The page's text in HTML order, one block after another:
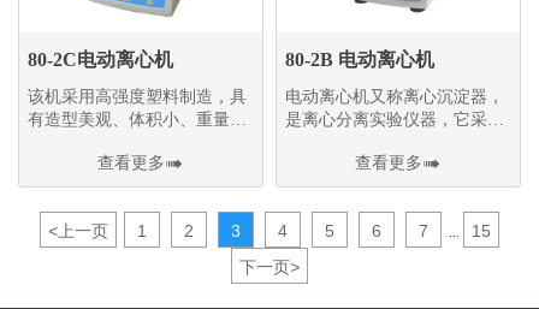
80-2C电动离心机
该机采用高强度塑料制造，具
有造型美观、体积小、重量
查看更多
80-2B 电动离心机
电动离心机又称离心沉淀器，
是离心分离实验仪器，它采用
查看更多
< 上一页 1 2 3 4 5 6 7
15
下一页>